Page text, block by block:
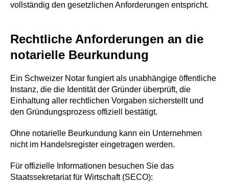
vollständig den gesetzlichen Anforderungen entspricht.
Rechtliche Anforderungen an die
notarielle Beurkundung
Ein Schweizer Notar fungiert als unabhängige öffentliche
Instanz, die die Identität der Gründer überprüft, die
Einhaltung aller rechtlichen Vorgaben sicherstellt und
den Gründungsprozess offiziell bestätigt.
Ohne notarielle Beurkundung kann ein Unternehmen
nicht im Handelsregister eingetragen werden.
Für offizielle Informationen besuchen Sie das
Staatssekretariat für Wirtschaft (SECO):